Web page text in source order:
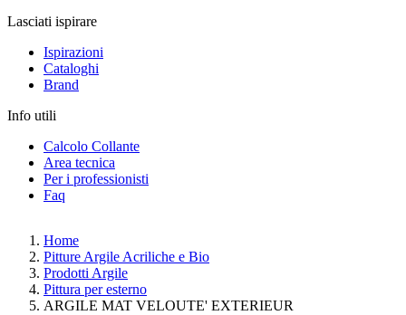
Lasciati ispirare
Ispirazioni
Cataloghi
Brand
Info utili
Calcolo Collante
Area tecnica
Per i professionisti
Faq
Home
Pitture Argile Acriliche e Bio
Prodotti Argile
Pittura per esterno
ARGILE MAT VELOUTE' EXTERIEUR